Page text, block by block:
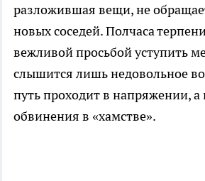
разложившая вещи, не
новых соседей. Полчаса
вежливой просьбой уступить
слышится лишь недовольное
путь проходит в напряжении,
обвинения в «хамстве».